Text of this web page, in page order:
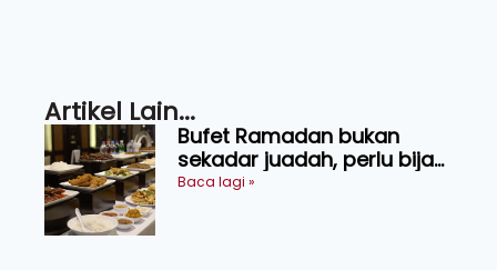
Artikel Lain...
Bufet Ramadan bukan
sekadar juadah, perlu bijak
memilih dan selamat
Baca lagi »